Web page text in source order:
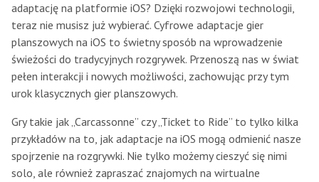
adaptację na platformie iOS? Dzięki rozwojowi technologii,
teraz nie musisz już wybierać. Cyfrowe adaptacje gier
planszowych na iOS to świetny sposób na wprowadzenie
świeżości do tradycyjnych rozgrywek. Przenoszą nas w świat
pełen interakcji i nowych możliwości, zachowując przy tym
urok klasycznych gier planszowych.
Gry takie jak „Carcassonne” czy „Ticket to Ride” to tylko kilka
przykładów na to, jak adaptacje na iOS mogą odmienić nasze
spojrzenie na rozgrywki. Nie tylko możemy cieszyć się nimi
solo, ale również zapraszać znajomych na wirtualne